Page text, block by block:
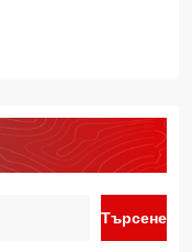
Търсене